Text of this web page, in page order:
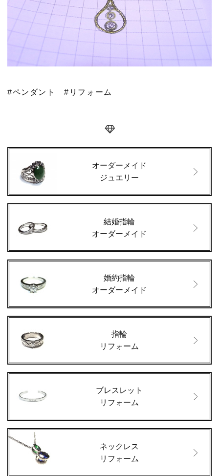
#ペンダント #リフォーム
オーダーメイド
ジュエリー
結婚指輪
オーダーメイド
婚約指輪
オーダーメイド
指輪
リフォーム
ブレスレット
リフォーム
ネックレス
リフォーム